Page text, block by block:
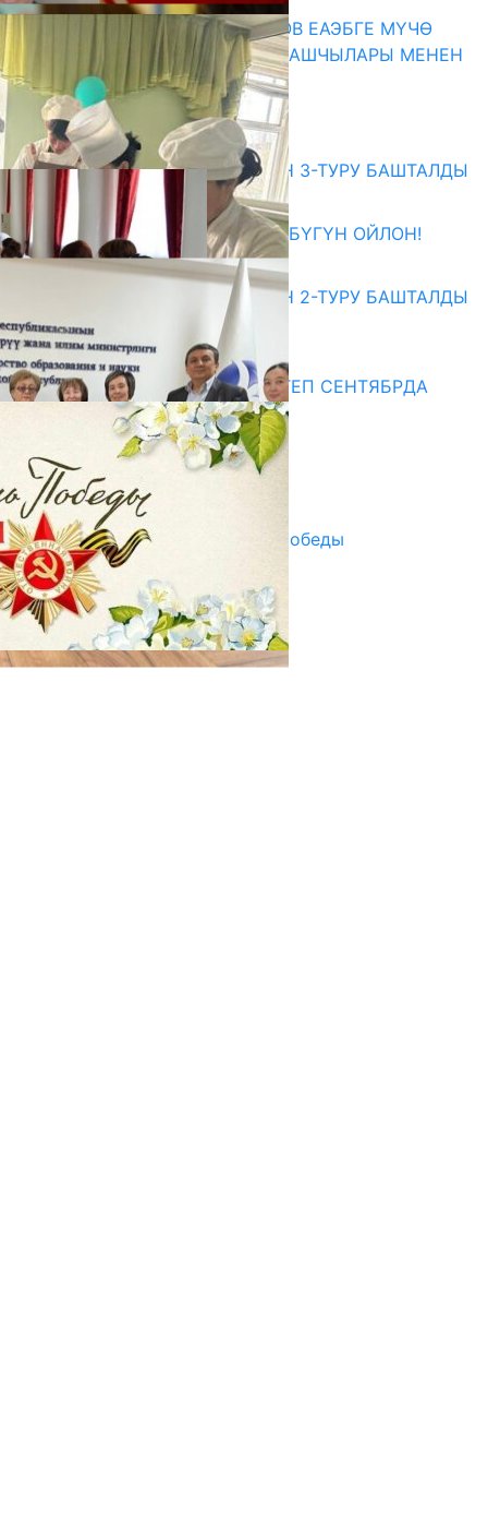
ПРЕЗИДЕНТ САДЫР ЖАПАРОВ ЕАЭБГЕ МҮЧӨ
МАМЛЕКЕТТЕРДИН ӨКМӨТ БАШЧЫЛАРЫ МЕНЕН
ЖОЛУГУШТУ
07.08.2026
Абитуриент
ЖОЖДОРГО КАБЫЛ АЛУУНУН 3-ТУРУ БАШТАЛДЫ
27.07.2026
ӨЗҮҢДҮН КЕЛЕЧЕГИҢ ҮЧҮН БҮГҮН ОЙЛОН!
20.07.2026
ЖОЖДОРГО КАБЫЛ АЛУУНУН 2-ТУРУ БАШТАЛДЫ
20.07.2026
Медиа
СУЗАКТА 750 ОРУНДУУ МЕКТЕП СЕНТЯБРДА
ПАЙДАЛАНУУГА БЕРИЛЕТ
07.08.2025
Улуу Жеңиштин жандуу сөзү
29.04.2025
Награды в преддверии Дня Победы
29.04.2025